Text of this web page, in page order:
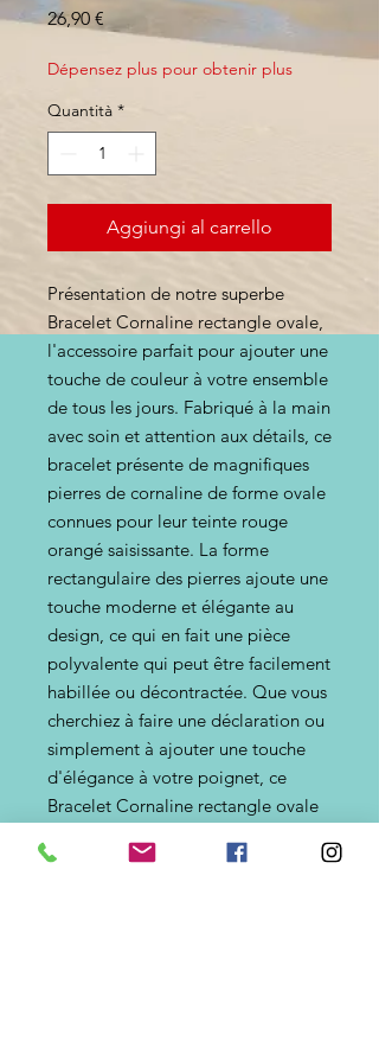
26,90 €
Dépensez plus pour obtenir plus
Quantità *
Aggiungi al carrello
Présentation de notre superbe
Bracelet Cornaline rectangle ovale,
l'accessoire parfait pour ajouter une
touche de couleur à votre ensemble
de tous les jours. Fabriqué à la main
avec soin et attention aux détails, ce
bracelet présente de magnifiques
pierres de cornaline de forme ovale
connues pour leur teinte rouge
orangé saisissante. La forme
rectangulaire des pierres ajoute une
touche moderne et élégante au
design, ce qui en fait une pièce
polyvalente qui peut être facilement
habillée ou décontractée. Que vous
cherchiez à faire une déclaration ou
simplement à ajouter une touche
d'élégance à votre poignet, ce
Bracelet Cornaline rectangle ovale
incontournable de votre collection.